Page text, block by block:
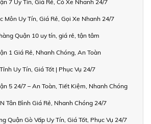
7 Uy Tín, Giá Rẻ, Có Xe Nhanh 24/7
Môn Uy Tín, Giá Rẻ, Gọi Xe Nhanh 24/7
Quận 10 uy tín, giá rẻ, tận tâm
1 Giá Rẻ, Nhanh Chóng, An Toàn
Uy Tín, Giá Tốt | Phục Vụ 24/7
5 24/7 – An Toàn, Tiết Kiệm, Nhanh Chóng
Tân Bình Giá Rẻ, Nhanh Chóng 24/7
Quận Gò Vấp Uy Tín, Giá Tốt, Phục Vụ 24/7